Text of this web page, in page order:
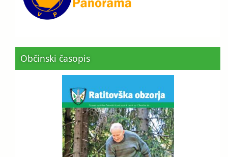
Občinski časopis